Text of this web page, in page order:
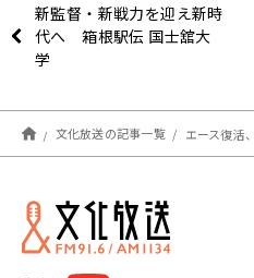
新監督・新戦力を迎え新時
代へ 箱根駅伝 国士舘大
学
文化放送の記事一覧 エース復活、